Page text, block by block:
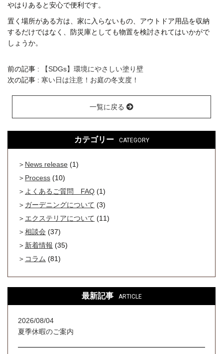
やはりあると安心で便利です。
置く場所がある方は、家に入らないもの、アウトドア用品を収納
するだけではなく、防災庫としても物置を検討されてはいかがで
しょうか。
前の記事 :
【SDGs】環境にやさしい塗り壁
次の記事 : 寒い日は注意！お庭の冬支度！
一覧に戻る
カテゴリー CATEGORY
News release (1)
Process (10)
よくあるご質問 FAQ (1)
ガーデニングについて (3)
エクステリアについて (11)
相談会 (37)
新着情報 (35)
コラム (81)
最新記事 ARTICLE
2026/08/04
夏季休暇のご案内